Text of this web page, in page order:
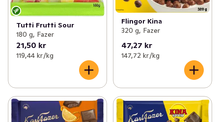
Tutti Frutti Sour
180 g, Fazer
21,50 kr
119,44 kr /kg
Flingor Kina
320 g, Fazer
47,27 kr
147,72 kr /kg